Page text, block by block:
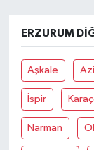
ERZURUM
Aşkale
İspir
Narman